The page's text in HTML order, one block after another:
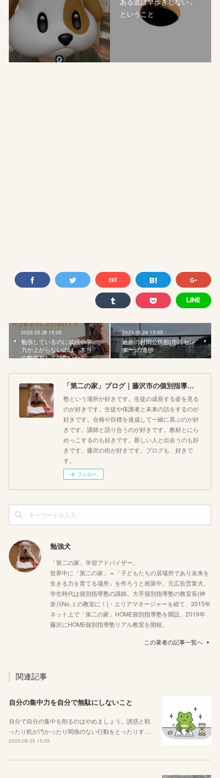
ということ
2025.05.28 15:05
勉強しているのに成績や学
力が上がらないのは、本当
の勉強をしていないから…
2025.05.26 15:05
近所の村岡公民館(市民セン
ター)の進捗
「第二の家」ブログ｜藤沢市の個別指導塾のお話
塾という場所が好きです。生徒の成長する姿を見る
のが好きです。生徒や保護者と未来の話をするのが
好きです。合格や目標を達成して一緒に喜ぶのが好
きです。講師と語り合うのが好きです。教材とにら
めっこするのも好きです。新しい人と出会うのも好
きです。藤沢の街が好きです。ブログも、好きで
す。
フォロー
勉強犬
「第二の家」学習アドバイザー。
世界中に「第二の家」＝「子どもたちの居場所であり未来を
生きる力を育てる場所」を作ろうと画策中。元広告営業犬。
学生時代は個別指導塾の講師。大手個別指導塾の教室長(神
奈川No,１の教室に！)・エリアマネージャーを経て、2015年
ネット上で「第二の家」HOME個別指導塾を開設。2019年
藤沢にHOME個別指導塾リアル教室を開校。
この著者の記事一覧へ
関連記事
自分の集中力を自分で無駄にしないこと
自分で自分の集中を削るのはやめましょう。誘惑と戦
ったり机が汚かったり関係のない行動をとったりす…
2026.08.05 15:05